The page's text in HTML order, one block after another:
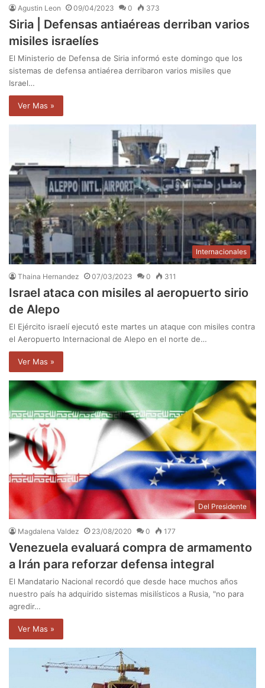
Agustin Leon 09/04/2023 0 373
Siria | Defensas antiaéreas derriban varios
misiles israelíes
El Ministerio de Defensa de Siria informó este domingo que los
sistemas de defensa antiaérea derribaron varios misiles que
Israel…
Ver Mas »
Internacionales
Thaina Hernandez 07/03/2023 0 311
Israel ataca con misiles al aeropuerto sirio
de Alepo
El Ejército israelí ejecutó este martes un ataque con misiles contra
el Aeropuerto Internacional de Alepo en el norte de…
Ver Mas »
Del Presidente
Magdalena Valdez 23/08/2020 0 177
Venezuela evaluará compra de armamento
a Irán para reforzar defensa integral
El Mandatario Nacional recordó que desde hace muchos años
nuestro país ha adquirido sistemas misilísticos a Rusia, "no para
agredir…
Ver Mas »